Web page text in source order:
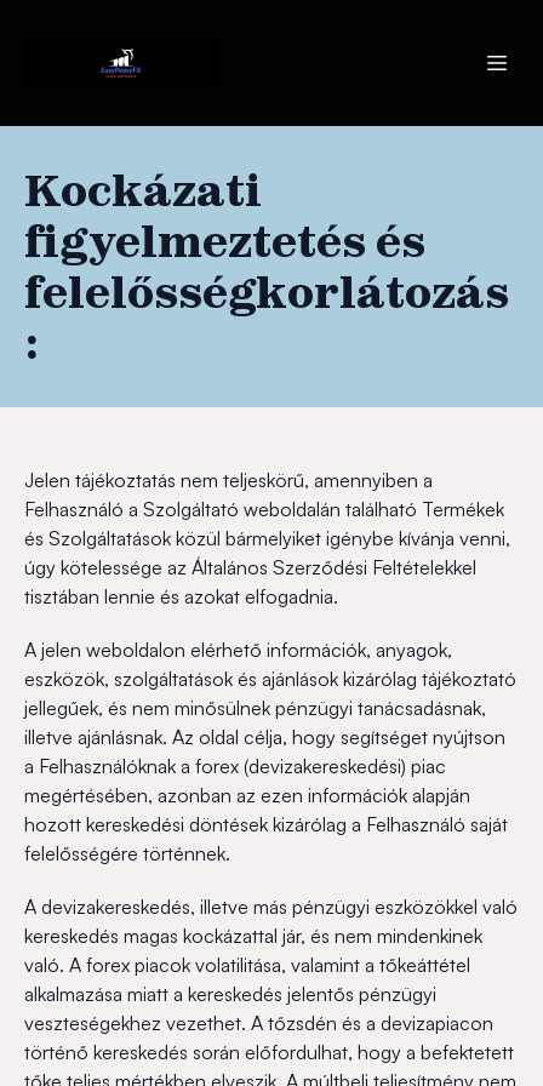
Kockázati
figyelmeztetés és
felelősségkorlátozás
:
Jelen tájékoztatás nem teljeskörű, amennyiben a
Felhasználó a Szolgáltató weboldalán található Termékek
és Szolgáltatások közül bármelyiket igénybe kívánja venni,
úgy kötelessége az Általános Szerződési Feltételekkel
tisztában lennie és azokat elfogadnia.
A jelen weboldalon elérhető információk, anyagok,
eszközök, szolgáltatások és ajánlások kizárólag tájékoztató
jellegűek, és nem minősülnek pénzügyi tanácsadásnak,
illetve ajánlásnak. Az oldal célja, hogy segítséget nyújtson
a Felhasználóknak a forex (devizakereskedési) piac
megértésében, azonban az ezen információk alapján
hozott kereskedési döntések kizárólag a Felhasználó saját
felelősségére történnek.
A devizakereskedés, illetve más pénzügyi eszközökkel való
kereskedés magas kockázattal jár, és nem mindenkinek
való. A forex piacok volatilitása, valamint a tőkeáttétel
alkalmazása miatt a kereskedés jelentős pénzügyi
veszteségekhez vezethet. A tőzsdén és a devizapiacon
történő kereskedés során előfordulhat, hogy a befektetett
tőke teljes mértékben elveszik. A múltbeli teljesítmény nem